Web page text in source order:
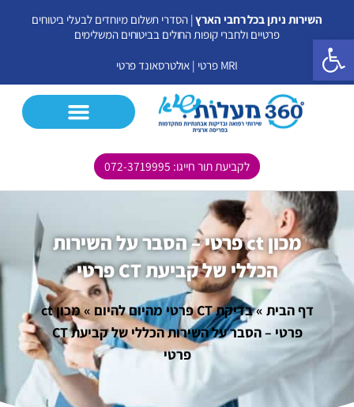
השירות ניתן בכל רחבי הארץ| הסדרי תשלום מיוחדים לבעלי ביטוחים
פרטיים ולחברי קופות החולים בביטוחים המשלימים
MRI פרטי | אולטרסאונד פרטי
לקביעת תור חייגו: 072-3719995
מכון ct פרטי – הסבר על השירות
הכללי של קביעת CT פרטי
דף הבית »בדיקת CT פרטי מהיום להיום »
מכון ct
פרטי – הסבר על השירות הכללי של קביעת CT
פרטי
פתח סרגל נגישות